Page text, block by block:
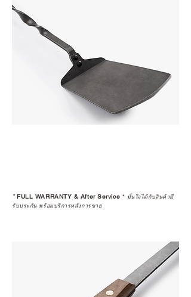
*FULL WARRANTY & After Service * มั่นใจได้กับสินค้ามี
รับประกัน พร้อมบริการหลังการขาย